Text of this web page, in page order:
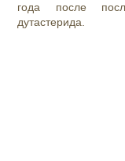
года после
дутастерида.